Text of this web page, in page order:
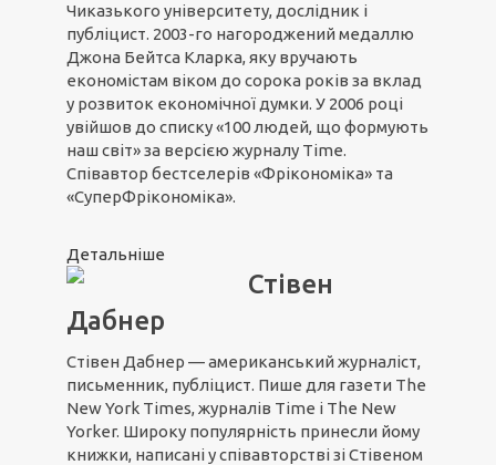
Чиказького університету, дослідник і
публіцист. 2003-го нагороджений медаллю
Джона Бейтса Кларка, яку вручають
економістам віком до сорока років за вклад
у розвиток економічної думки. У 2006 році
увійшов до списку «100 людей, що формують
наш світ» за версією журналу Time.
Співавтор бестселерів «Фрікономіка» та
«СуперФрікономіка».
Детальніше
Стівен
Дабнер
Стівен Дабнер — американський журналіст,
письменник, публіцист. Пише для газети The
New York Times, журналів Time і The New
Yorker. Широку популярність принесли йому
книжки, написані у співавторстві зі Стівеном